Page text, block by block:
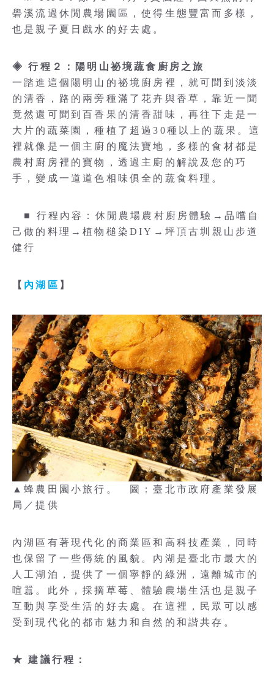
礐溪流過休閒農場園區，使得生態豐富而多樣，
也是親子夏日戲水的好去處。
◈ 行程２：陽明山祕境蔬食廚房之旅
一踏進這個陽明山的祕境廚房裡，就可聞到淡淡
的清香，路的兩旁種滿了花卉與香草，靠近一聞
竟然還可聞到百香果的清香甜味，再往下走是一
大片的蔬菜園，種植了超過30種以上的蔬果。這
裡就像是一個主廚的魔法寶地，多樣的食材都是
農村廚房裡的寶物，透過主廚的解說及您的巧
手，變成一道道色相味俱全的蔬食料理。
■ 行程內容：休閒農場農村廚房體驗→品嚐自
己做的料理→植物槌染DIY→坪頂古圳親山步道
健行
【 內湖區 】
▲蜂農田園小旅行。 圖：臺北市政府產業發展
局／提供
內湖區有著現代化的商業區和高科技產業，同時
也保留了一些傳統的風貌。內湖是臺北市最大的
人工湖泊，提供了一個寧靜的綠洲，遠離城市的
喧囂。此外，採摘草莓、體驗農場生活也是親子
互動與享受生活的好去處。在這裡，民眾可以感
受到現代化的都市魅力和自然的和諧共存。
★ 建議行程：